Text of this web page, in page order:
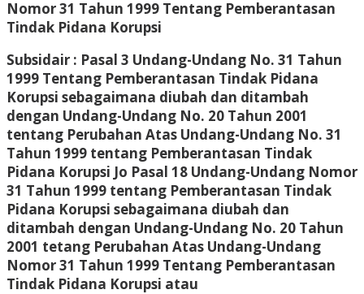
Nomor 31 Tahun 1999 Tentang Pemberantasan
Tindak Pidana Korupsi
Subsidair : Pasal 3 Undang-Undang No. 31 Tahun
1999 Tentang Pemberantasan Tindak Pidana
Korupsi sebagaimana diubah dan ditambah
dengan Undang-Undang No. 20 Tahun 2001
tentang Perubahan Atas Undang-Undang No. 31
Tahun 1999 tentang Pemberantasan Tindak
Pidana Korupsi Jo Pasal 18 Undang-Undang Nomor
31 Tahun 1999 tentang Pemberantasan Tindak
Pidana Korupsi sebagaimana diubah dan
ditambah dengan Undang-Undang No. 20 Tahun
2001 tetang Perubahan Atas Undang-Undang
Nomor 31 Tahun 1999 Tentang Pemberantasan
Tindak Pidana Korupsi atau